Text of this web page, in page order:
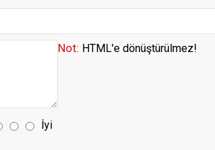
Not: HTML'e dönüştürülmez!
İyi